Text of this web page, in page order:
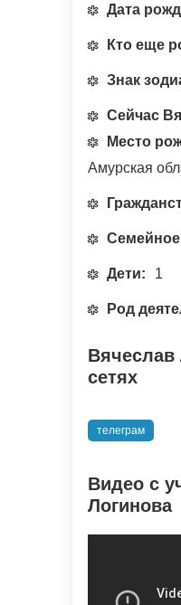
Дата
Кто еще
Знак
Сейчас
Место
Амурская
Дети: 1
Род
Вячеслав
сетях
телеграм
Видео с
Логинова